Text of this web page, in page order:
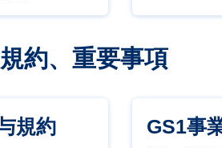
約、重要事項
規約
GS1事